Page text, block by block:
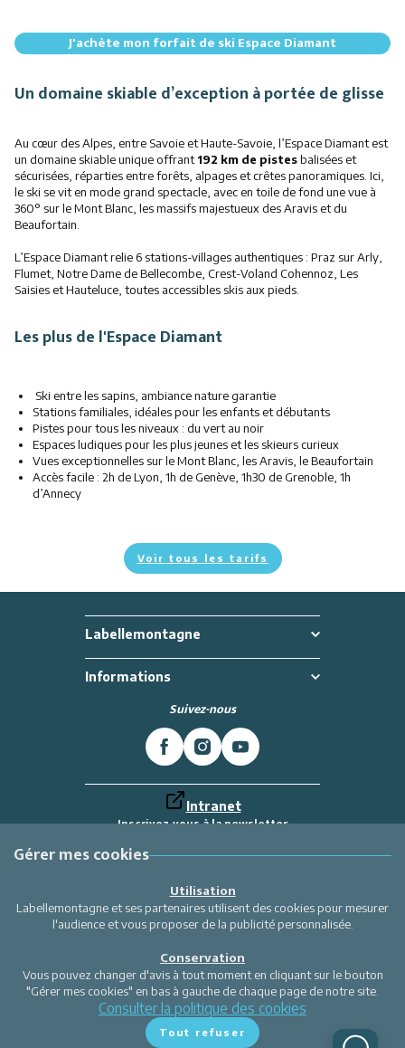
J'achète mon forfait de ski Espace Diamant
Un domaine skiable d’exception à portée de glisse
Au cœur des Alpes, entre Savoie et Haute-Savoie, l’Espace Diamant est
un domaine skiable unique offrant192 km de pistesbalisées et
sécurisées, réparties entre forêts, alpages et crêtes panoramiques. Ici,
le ski se vit en mode grand spectacle, avec en toile de fond une vue à
360° sur le Mont Blanc, les massifs majestueux des Aravis et du
Beaufortain.
L’Espace Diamant relie 6 stations-villages authentiques : Praz sur Arly,
Flumet, Notre Dame de Bellecombe, Crest-Voland Cohennoz, Les
Saisies et Hauteluce, toutes accessibles skis aux pieds.
Les plus de l'Espace Diamant
Ski entre les sapins, ambiance nature garantie
Stations familiales, idéales pour les enfants et débutants
Pistes pour tous les niveaux : du vert au noir
Espaces ludiques pour les plus jeunes et les skieurs curieux
Vues exceptionnelles sur le Mont Blanc, les Aravis, le Beaufortain
Accès facile : 2h de Lyon, 1h de Genève, 1h30 de Grenoble, 1h
d’Annecy
Voir tous les tarifs
Labellemontagne
Informations
Suivez-nous
Intranet
Inscrivez-vous à la newsletter
Labellemontagne
Gérer mes cookies
Utilisation
Labellemontagne et ses partenaires utilisent des cookies pour mesurer
l'audience et vous proposer de la publicité personnalisée.
Conservation
Vous pouvez changer d'avis à tout moment en cliquant sur le bouton
"Gérer mes cookies" en bas à gauche de chaque page de notre site.
Consulter la politique des cookies
Tout refuser